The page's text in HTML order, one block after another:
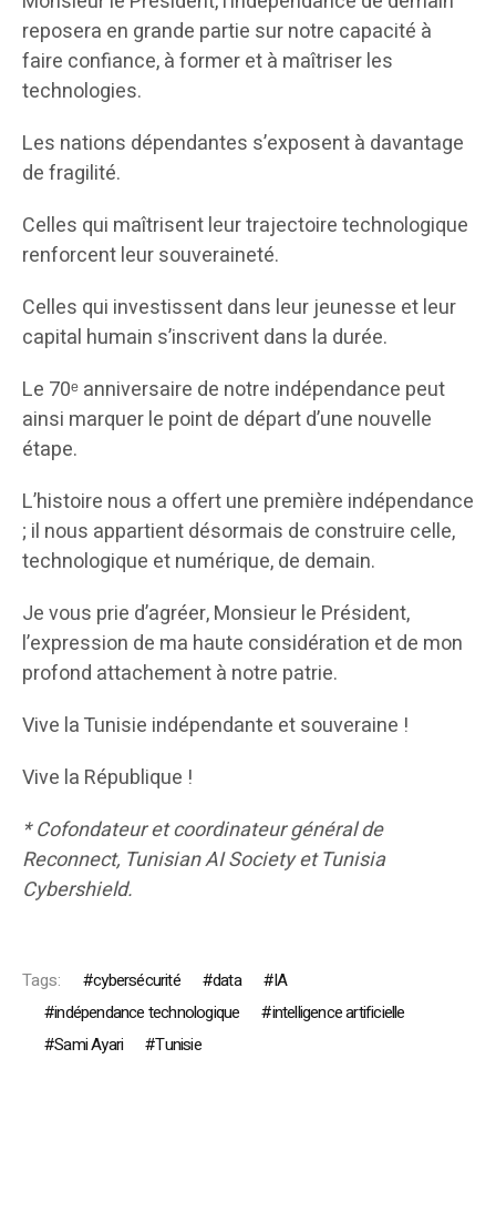
reposera en grande partie sur notre capacité à
faire confiance, à former et à maîtriser les
technologies.
Les nations dépendantes s’exposent à davantage
de fragilité.
Celles qui maîtrisent leur trajectoire technologique
renforcent leur souveraineté.
Celles qui investissent dans leur jeunesse et leur
capital humain s’inscrivent dans la durée.
Le 70ᵉ anniversaire de notre indépendance peut
ainsi marquer le point de départ d’une nouvelle
étape.
L’histoire nous a offert une première indépendance
; il nous appartient désormais de construire celle,
technologique et numérique, de demain.
Je vous prie d’agréer, Monsieur le Président,
l’expression de ma haute considération et de mon
profond attachement à notre patrie.
Vive la Tunisie indépendante et souveraine !
Vive la République !
* Cofondateur et coordinateur général de
Reconnect, Tunisian AI Society et Tunisia
Cybershield.
Tags: cybersécurité data
IA
indépendance technologique
intelligence artificielle
Sami Ayari
Tunisie